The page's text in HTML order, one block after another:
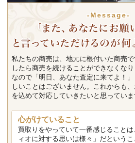
-Message-
私たちの商売は、地元に根付いた商売
したら商売を続けることができなくなり
なので「明日、あなた査定に来てよ！
しいことはございません。これからも
を込めて対応していきたいと思っていま
心がけていること
買取りをやっていて一番感じること
ィオに対する思いは様々」だという